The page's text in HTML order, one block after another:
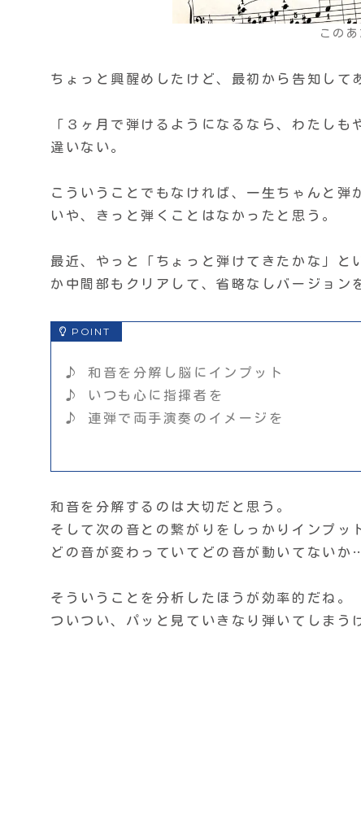
この
ちょっと興醒めしたけど、最初から告知して
「３ヶ月で弾けるようになるなら、わたし
違いない。
こういうことでもなければ、一生ちゃんと弾
いや、きっと弾くことはなかったと思う。
最近、やっと「ちょっと弾けてきたかな」と
か中間部もクリアして、省略なしバージョン
♪ 和音を分解し脳にインプット
♪ いつも心に指揮者を
♪ 連弾で両手演奏のイメージを
和音を分解するのは大切だと思う。
そして次の音との繋がりをしっかりインプッ
どの音が変わっていてどの音が動いてないか
そういうことを分析したほうが効率的だね。
ついつい、パッと見ていきなり弾いてしまう